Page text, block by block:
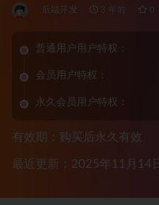
后端开发 3 年前 0
普通用户用户特权：
会员用户特权：
永久会员用户特权：
有效期：购买后永久有效
最近更新：2025年11月14日